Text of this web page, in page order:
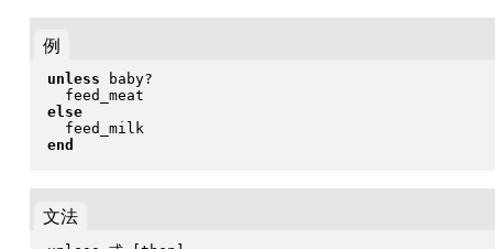
例
unless baby?
else
  feed_milk
end
文法